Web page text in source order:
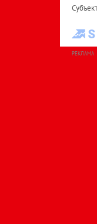
РЕКЛАМА